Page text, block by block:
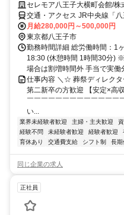
セレモア八王子大横町会館/株
交通・アクセス JR中央線「
のりば、または「京王八王子
（八日町経由）」「純心女子
日町経由）」行に乗車、 「
月給280,000円～500,000円
東京都八王子市
勤務時間詳細 総労働時間：1
18:30 (休憩時間 1時間30分)
場合は割増時間外 手当で実働
仕事内容 ＼☆ 葬祭ディレク
第二新卒の方歓迎 【安定×高
￣￣￣￣￣￣￣￣￣￣￣￣￣
い...
業界未経験者歓迎 主婦・主夫歓迎
経験不問
未経験者歓迎 経験者歓迎
育休あり
交通費支給 シフト制 長期
同じ企業の求人
正社員